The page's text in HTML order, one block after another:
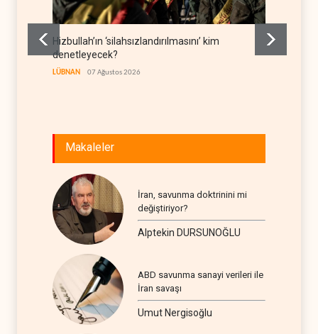
Hizbullah’ın ‘silahsızlandırılmasını’ kim
denetleyecek?
LÜBNAN 07 Ağustos 2026
Makaleler
İran, savunma doktrinini mi
değiştiriyor?
Alptekin DURSUNOĞLU
ABD savunma sanayi verileri ile
İran savaşı
Umut Nergisoğlu